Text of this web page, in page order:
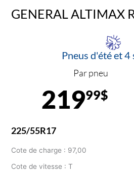
GENERAL ALTIMAX
Pneus d'été et 4
Par pneu
21999$
225/55R17
Cote de charge : 97,00
Cote de vitesse : T